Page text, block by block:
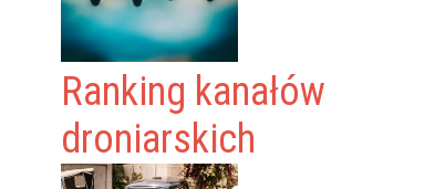
Ranking kanałów
droniarskich